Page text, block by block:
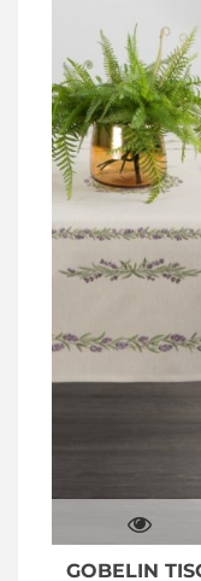
GOBELIN